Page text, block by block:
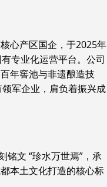
心产区国企，于2025年
专业化运营平台。公司
年窖池与非遗酿造技
军企业，肩负着振兴成
铭文 “珍水万世焉”，承
本土文化打造的核心标